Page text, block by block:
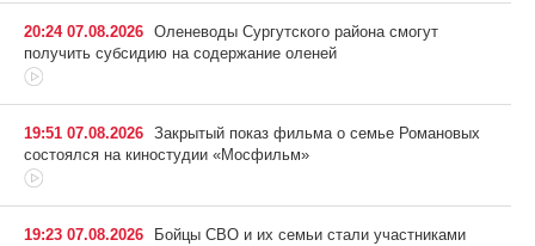
20:24 07.08.2026 Оленеводы Сургутского района смогут
получить субсидию на содержание оленей
19:51 07.08.2026 Закрытый показ фильма о семье Романовых
состоялся на киностудии «Мосфильм»
19:23 07.08.2026
Бойцы СВО и их семьи стали участниками